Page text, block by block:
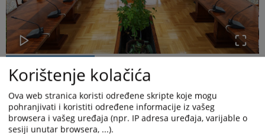
Korištenje kolačića
Ova web stranica koristi određene skripte koje mogu
pohranjivati i koristiti određene informacije iz vašeg
browsera i vašeg uređaja (npr. IP adresa uređaja, varijable o
sesiji unutar browsera, ...).